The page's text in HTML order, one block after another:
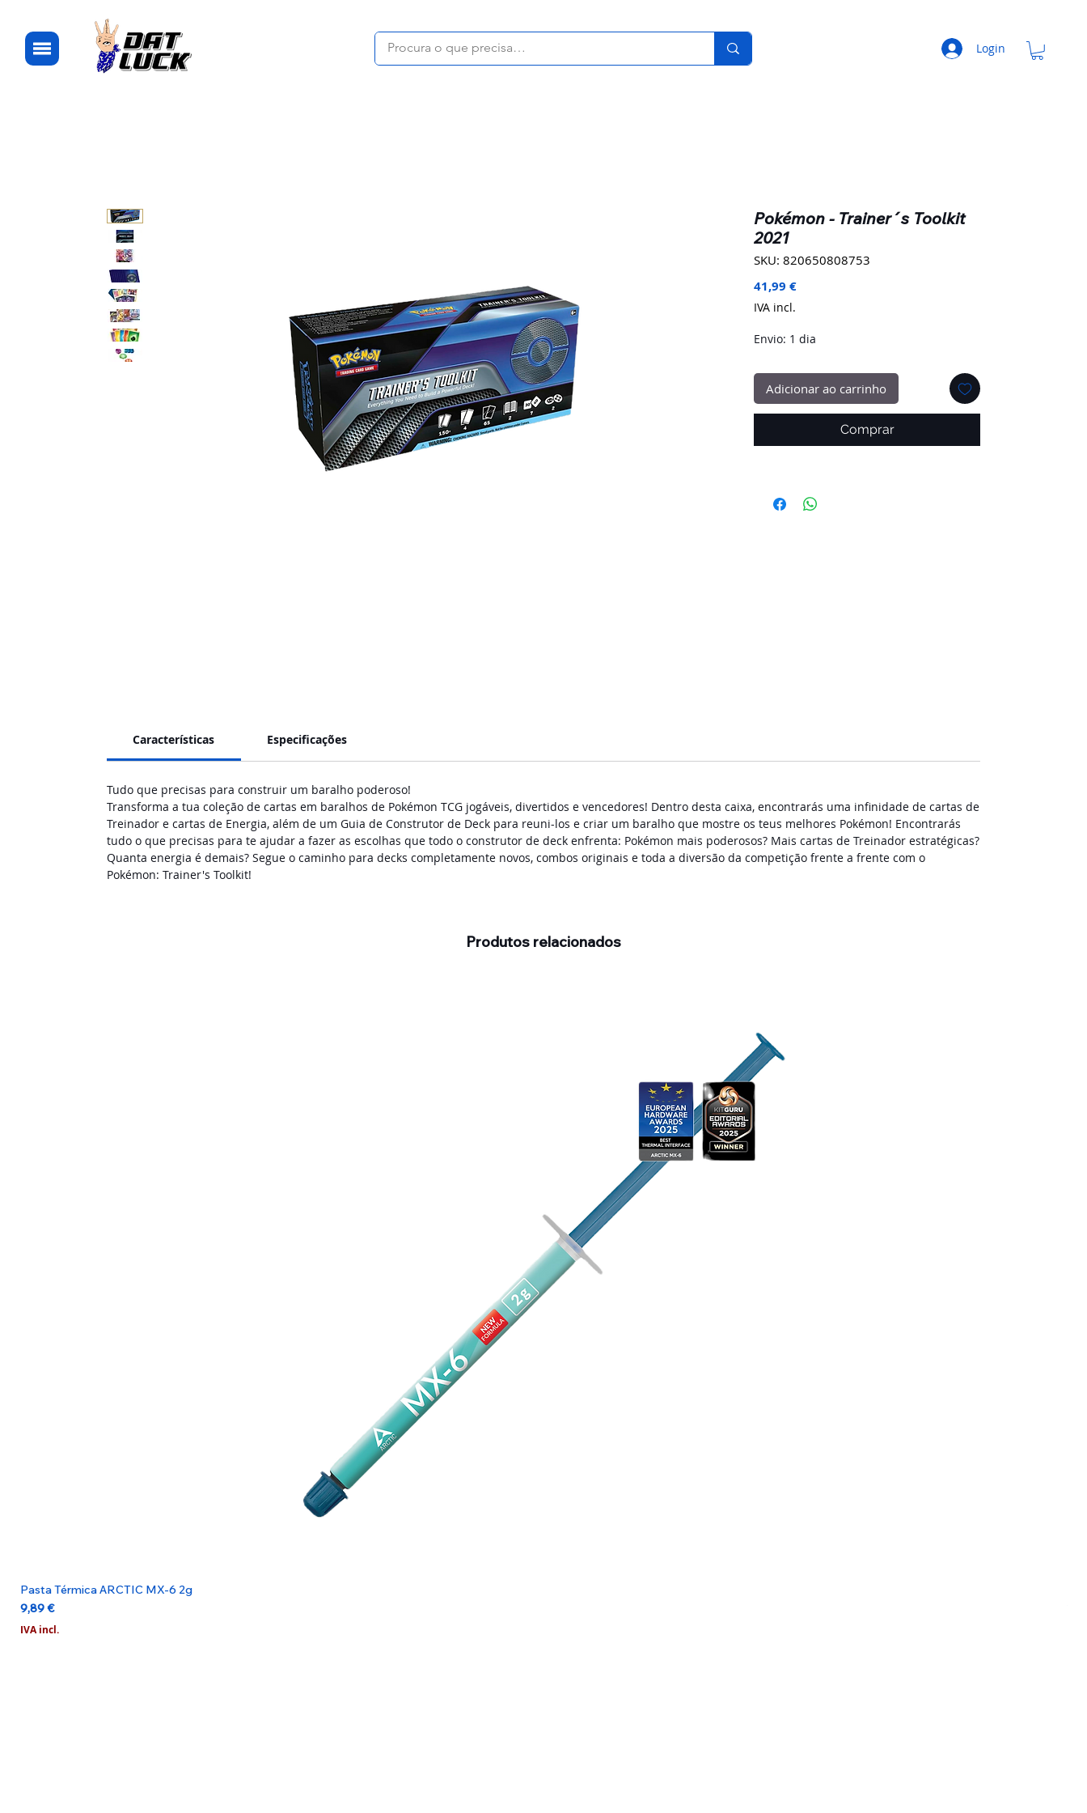
Login
Pokémon - Trainer´s Toolkit
2021
SKU: 820650808753
41,99 €Preço
IVA incl.
Envio: 1 dia
Adicionar ao carrinho
Comprar
Características Especificações
Tudo que precisas para construir um baralho poderoso!
Transforma a tua coleção de cartas em baralhos de Pokémon TCG jogáveis, divertidos e vencedores! Dentro desta caixa, encontrarás uma infinidade de cartas de
Treinador e cartas de Energia, além de um Guia de Construtor de Deck para reuni-los e criar um baralho que mostre os teus melhores Pokémon! Encontrarás
tudo o que precisas para te ajudar a fazer as escolhas que todo o construtor de deck enfrenta: Pokémon mais poderosos? Mais cartas de Treinador estratégicas?
Quanta energia é demais? Segue o caminho para decks completamente novos, combos originais e toda a diversão da competição frente a frente com o
Pokémon: Trainer's Toolkit!
Produtos relacionados
Pasta Térmica ARCTIC MX-6 2g
Preço
9,89 €
IVA incl.